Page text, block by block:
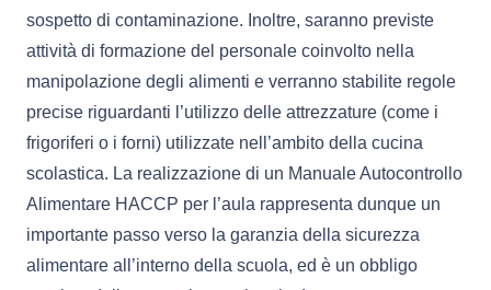
sospetto di contaminazione. Inoltre, saranno previste
attività di formazione del personale coinvolto nella
manipolazione degli alimenti e verranno stabilite regole
precise riguardanti l’utilizzo delle attrezzature (come i
frigoriferi o i forni) utilizzate nell’ambito della cucina
scolastica. La realizzazione di un Manuale Autocontrollo
Alimentare HACCP per l’aula rappresenta dunque un
importante passo verso la garanzia della sicurezza
alimentare all’interno della scuola, ed è un obbligo